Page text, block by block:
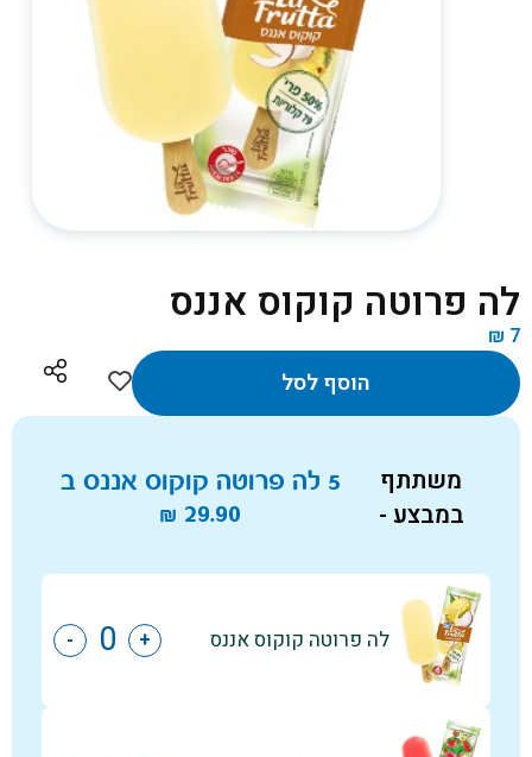
לה פרוטה קוקוס אננס
₪ 7
הוסף לסל
משתתף
במבצע -
5 לה פרוטה קוקוס אננס ב
₪ 29.90
לה פרוטה קוקוס אננס +
-